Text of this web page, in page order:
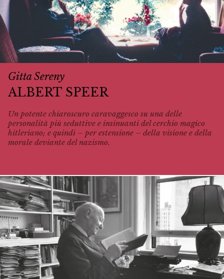
Gitta Sereny
ALBERT SPEER
Un potente chiaroscuro caravaggesco su una delle
personalità più seduttive e insinuanti del cerchio magico
hitleriano; e quindi – per estensione – della visione e della
morale deviante del nazismo.